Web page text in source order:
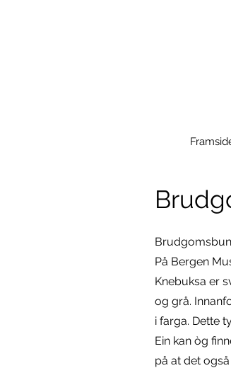
På Bergen
Knebuksa er
og grå.
i farga. Dette
Ein kan òg
på at det